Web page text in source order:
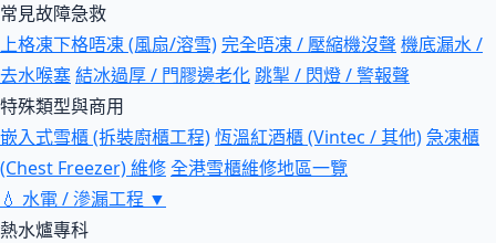
常見故障急救
上格凍下格唔凍 (風扇/溶雪)完全唔凍 / 壓縮機沒聲 機底漏水 /
去水喉塞結冰過厚 / 門膠邊老化跳掣 / 閃燈 / 警報聲
特殊類型與商用
嵌入式雪櫃 (拆裝廚櫃工程)恆溫紅酒櫃 (Vintec / 其他)急凍櫃
(Chest Freezer) 維修全港雪櫃維修地區一覽
💧 水電 / 滲漏工程 ▼
熱水爐專科